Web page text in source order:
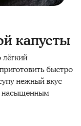
капусты
быстро
нежный вкус
насыщенным